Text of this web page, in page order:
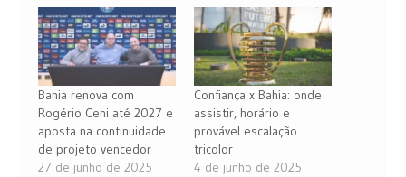
Bahia renova com
Rogério Ceni até 2027 e
aposta na continuidade
de projeto vencedor
27 de junho de 2025
Confiança x Bahia: onde
assistir, horário e
provável escalação
tricolor
4 de junho de 2025